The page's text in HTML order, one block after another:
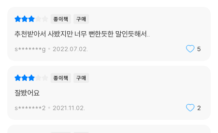
종이책 구매
추천받아서 사봤지만 너무 뻔한듯한 말인듯해서..
s*******g 2022.07.02. 5
종이책 구매
잘봤어요
s*******2 2021.11.02. 2